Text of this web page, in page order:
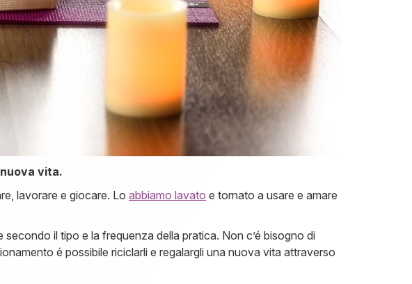
vita.
lavorare e giocare. Lo abbiamo lavato e tornato a usare e amare
secondo il tipo e la frequenza della pratica. Non c’é bisogno di
é possibile riciclarli e regalargli una nuova vita attraverso